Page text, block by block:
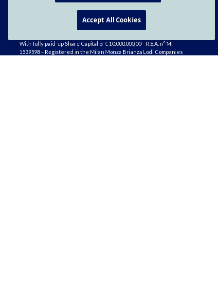
With fully paid-up Share Capital of € 10.000.000,00 – R.E.A. n° MI –
1539598 – Registered in the Milan Monza Brianza Lodi Companies
Accept All Cookies